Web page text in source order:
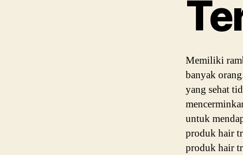
Memiliki
banyak
yang sehat
untuk
produk hair
produk hair